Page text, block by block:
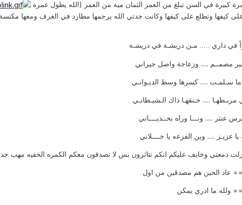
كبيرة في السن تبلغ من العمر الثمان مية من العمر (الله يطول عمره
كيفها وتطلع على كيفها وكانت جدتي الله يرحمها مطارد في الغرف ومعها
في داري ..... مـن دريشـة في دريشـة
مصمــم ..... وزعاجة واصل جيراني
ما سـلمـت ..... كسرها وسط الديـوانـي
..... خـنقهـا ذاك الـشيـطانـي
عنتر ..... ونـــا وراه بحــذيــــاني
عزيـز ..... وين الفزعه يا خــــلاني
دمعتي وخايف عليكم انكم تتاثرون بس لا تصدقون معكم الكمره الخفيه مهب
عاد الحين هم مصدقين من اول
ولله ما ادري يمكن